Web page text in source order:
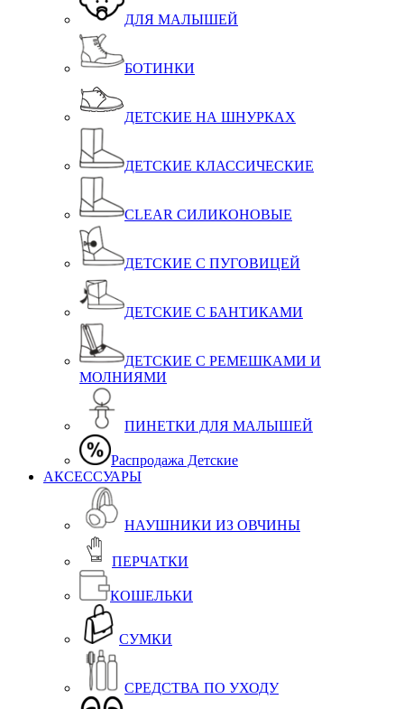
ДЛЯ МАЛЫШЕЙ
БОТИНКИ
ДЕТСКИЕ НА ШНУРКАХ
ДЕТСКИЕ КЛАССИЧЕСКИЕ
CLEAR СИЛИКОНОВЫЕ
ДЕТСКИЕ C ПУГОВИЦЕЙ
ДЕТСКИЕ С БАНТИКАМИ
ДЕТСКИЕ С РЕМЕШКАМИ И
МОЛНИЯМИ
ПИНЕТКИ ДЛЯ МАЛЫШЕЙ
Распродажа Детские
АКСЕССУАРЫ
НАУШНИКИ ИЗ ОВЧИНЫ
ПЕРЧАТКИ
КОШЕЛЬКИ
СУМКИ
СРЕДСТВА ПО УХОДУ